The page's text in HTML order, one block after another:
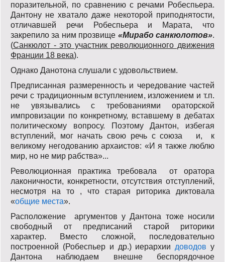
поразительной, по сравнению с речами Робеспьера.
Дантону не хватало даже некоторой приподнятости,
отличавшей речи Робеспьера и Марата, что
закрепило за ним прозвище «Мирабо санкюлотов».
(Санкюлот - это участник революционного движения
Франции 18 века).
Однако Данотона слушали с удовольствием.
Предписанная размеренность и чередование частей
речи с традиционным вступлением, изложением и т.п.
не увязывались с требованиями ораторской
импровизации по конкретному, вставшему в дебатах
политическому вопросу. Поэтому Дантон, избегая
вступлений, мог начать свою речь с союза и, к
великому негодованию архаистов: «И я также люблю
мир, но не мир рабства»...
Революционная практика требовала от оратора
лаконичности, конкретности, отсутствия отступлений,
несмотря на то , что старая риторика диктовала
«общие места».
Расположение аргументов у Дантона тоже носили
свободный от предписаний старой риторики
характер. Вместо сложной, последовательно
построенной (Робеспьер и др.) иерархии доводов у
Дантона наблюдаем внешне беспорядочное